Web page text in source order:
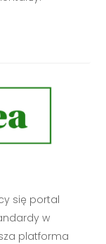
się portal
w
platforma